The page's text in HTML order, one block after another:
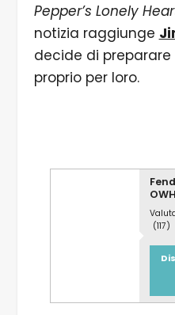
Pepper’s Lonely
notizia raggiunge
decide di
proprio per loro.
OWH
(117)